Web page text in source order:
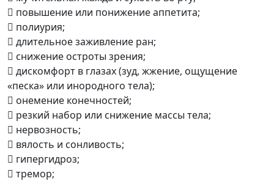
 повышение или понижение аппетита;
 полиурия;
 длительное заживление ран;
 снижение остроты зрения;
 дискомфорт в глазах (зуд, жжение, ощущение
«песка» или инородного тела);
 онемение конечностей;
 резкий набор или снижение массы тела;
 нервозность;
 вялость и сонливость;
 гипергидроз;
 тремор;